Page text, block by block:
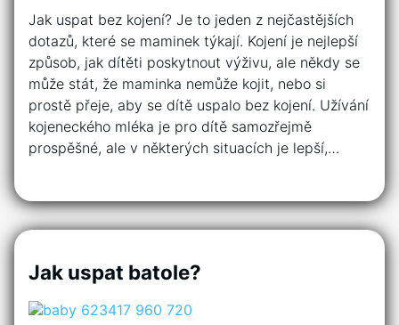
Jak uspat bez kojení? Je to jeden z nejčastějších
dotazů, které se maminek týkají. Kojení je nejlepší
způsob, jak dítěti poskytnout výživu, ale někdy se
může stát, že maminka nemůže kojit, nebo si
prostě přeje, aby se dítě uspalo bez kojení. Užívání
kojeneckého mléka je pro dítě samozřejmě
prospěšné, ale v některých situacích je lepší,…
Jak uspat batole?